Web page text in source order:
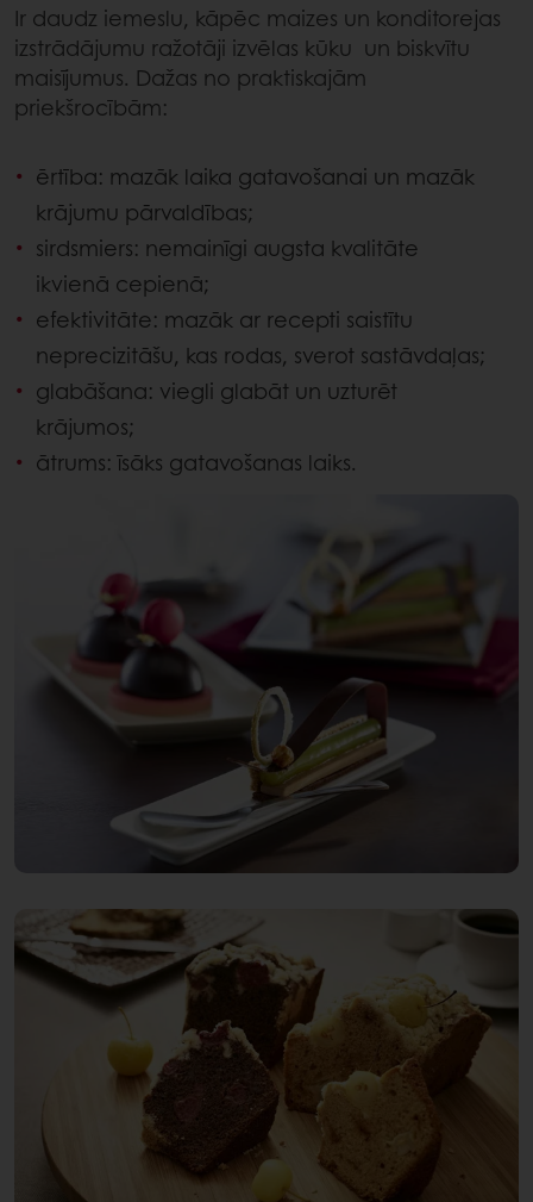
Ir daudz iemeslu, kāpēc maizes un konditorejas
izstrādājumu ražotāji izvēlas kūku un biskvītu
maisījumus. Dažas no praktiskajām
priekšrocībām:
ērtība: mazāk laika gatavošanai un mazāk
krājumu pārvaldības;
sirdsmiers: nemainīgi augsta kvalitāte
ikvienā cepienā;
efektivitāte: mazāk ar recepti saistītu
neprecizitāšu, kas rodas, sverot sastāvdaļas;
glabāšana: viegli glabāt un uzturēt
krājumos;
ātrums: īsāks gatavošanas laiks.